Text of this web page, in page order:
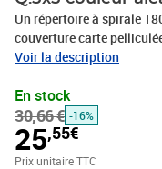
Un répertoire à spirale
couverture carte
produit en couleur
achat, vous recevrez
dans le titre, en fonction
Voir la description
En stock
30,66 € -16%
25,55€
Prix unitaire TTC